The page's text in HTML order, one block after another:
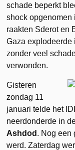
schade beperkt
shock opgenomen
raakten Sderot en
Gaza explodeerde
zonder veel
verwonden.
Gisteren
zondag 11
januari telde het
neerdonderde in
Ashdod . Nog een
werd. Zaterdag